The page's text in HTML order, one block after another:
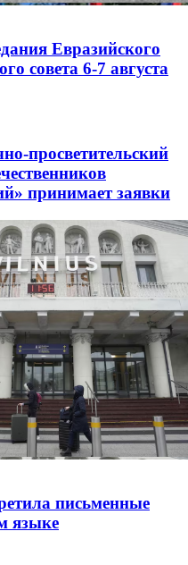
Евразийского
совета 6-7 августа
просветительский
принимает заявки
письменные
языке